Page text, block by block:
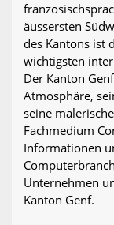
äussersten
des Kantons ist
wichtigsten
Der Kanton
Atmosphäre,
seine
Fachmedium
Informationen
Unternehmen
Kanton Genf.